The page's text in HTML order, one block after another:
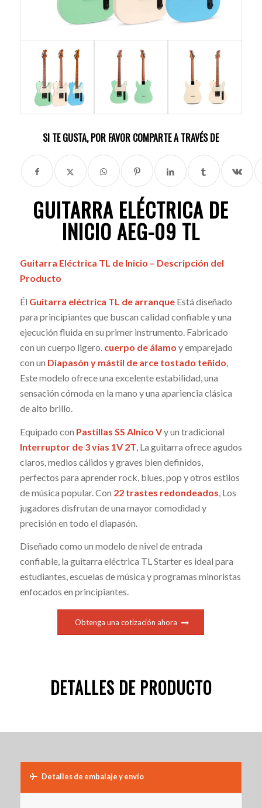
SI TE GUSTA, POR FAVOR COMPARTE A TRAVÉS DE
GUITARRA ELÉCTRICA DE
INICIO AEG-09 TL
Guitarra Eléctrica TL de Inicio – Descripción del
Producto
Él Guitarra eléctrica TL de arranqueEstá diseñado
para principiantes que buscan calidad confiable y una
ejecución fluida en su primer instrumento. Fabricado
con un cuerpo ligero. cuerpo de álamo y emparejado
con un Diapasón y mástil de arce tostado teñido,
Este modelo ofrece una excelente estabilidad, una
sensación cómoda en la mano y una apariencia clásica
de alto brillo.
Equipado con Pastillas SS Alnico Vy un tradicional
Interruptor de 3 vías 1V 2T , La guitarra ofrece agudos
claros, medios cálidos y graves bien definidos,
perfectos para aprender rock, blues, pop y otros estilos
de música popular. Con 22 trastes redondeados , Los
jugadores disfrutan de una mayor comodidad y
precisión en todo el diapasón.
Diseñado como un modelo de nivel de entrada
confiable, la guitarra eléctrica TL Starter es ideal para
estudiantes, escuelas de música y programas minoristas
enfocados en principiantes.
Obtenga una cotización ahora
DETALLES DE PRODUCTO
Detalles de embalaje y envío